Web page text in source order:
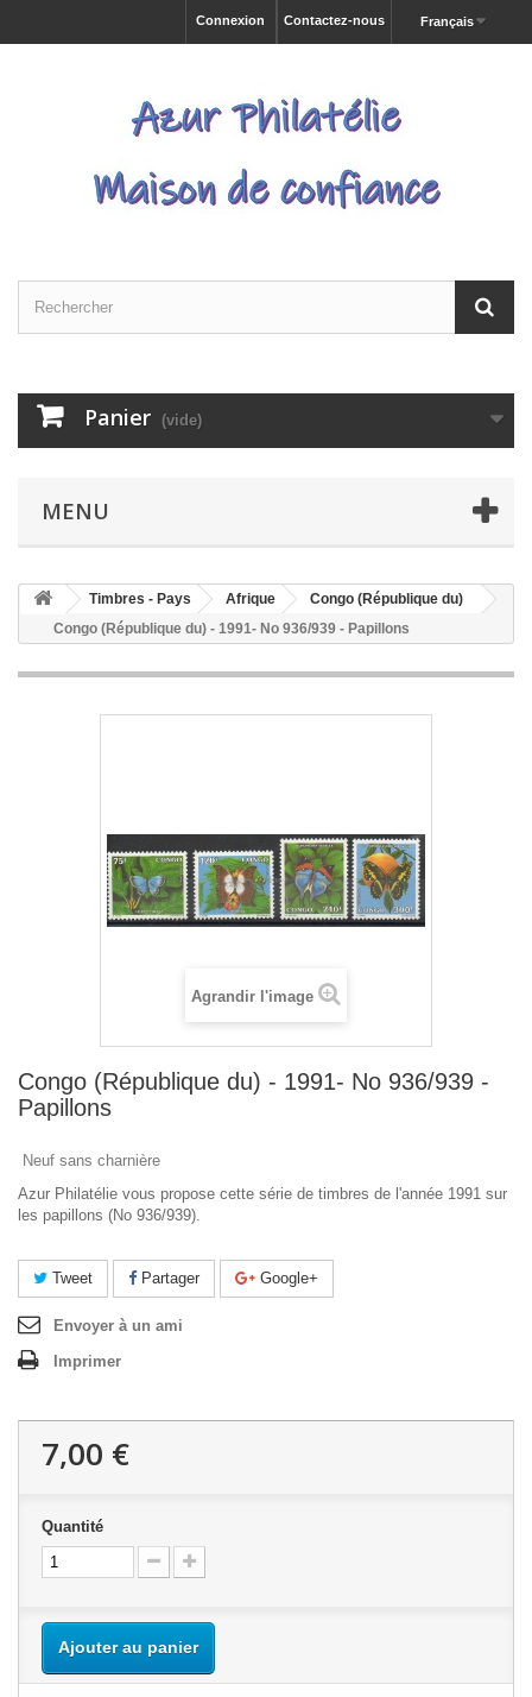
Français
Contactez-nous
Connexion
Panier (vide)
MENU
Timbres - Pays Afrique
Congo (République du)
Congo (République du) - 1991- No 936/939 - Papillons
Agrandir l'image
Congo (République du) - 1991- No 936/939 -
Papillons
Neuf sans charnière
Azur Philatélie vous propose cette série de timbres de l'année 1991 sur
les papillons (No 936/939).
Tweet Partager Google+
Envoyer à un ami
Imprimer
7,00 €
Quantité
Ajouter au panier